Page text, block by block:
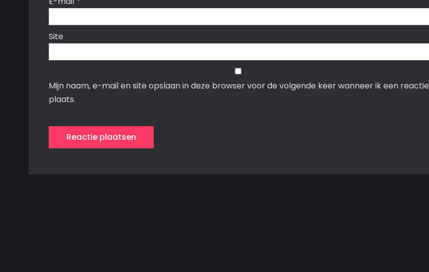
Site
Mijn naam, e-mail en site opslaan in deze browser voor de volgende keer wanneer ik een reactie
plaats.